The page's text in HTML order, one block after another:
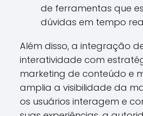
de ferramentas que
dúvidas em tempo
Além disso, a integração
interatividade com
marketing de conteúdo e
amplia a visibilidade da
os usuários interagem e